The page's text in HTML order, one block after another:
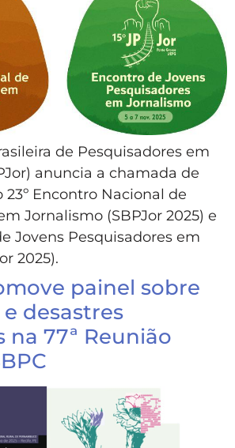
de Pesquisadores em
anuncia a chamada de
23º Encontro Nacional de
Jornalismo (SBPJor 2025) e
Jovens Pesquisadores em
2025).
painel sobre
desastres
na 77ª Reunião